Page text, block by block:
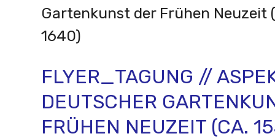
Gartenkunst der Frühen Neuzeit
1640)
FLYER_TAGUNG //
DEUTSCHER
FRÜHEN NEUZEIT (CA.